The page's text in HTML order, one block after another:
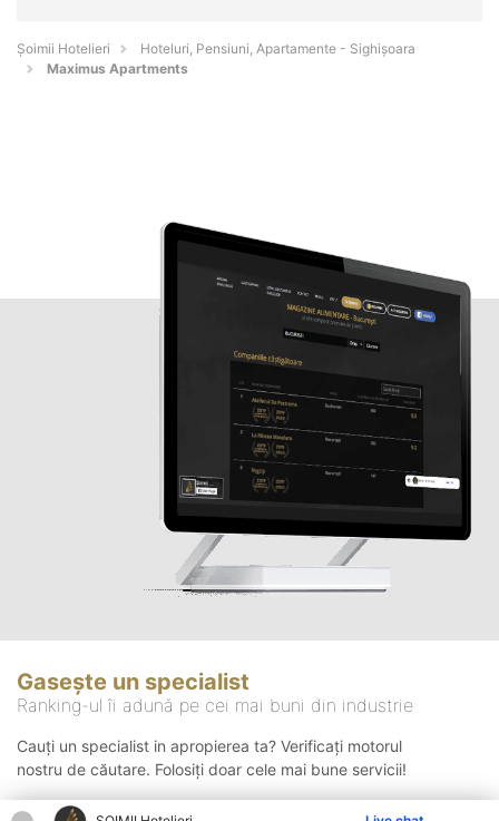
Șoimii Hotelieri
Hoteluri, Pensiuni, Apartamente - Sighişoara
Maximus Apartments
Gasește un specialist
Ranking-ul îi adună pe cei mai buni din industrie
Cauți un specialist in apropierea ta? Verificați motorul
nostru de căutare. Folosiți doar cele mai bune servicii!